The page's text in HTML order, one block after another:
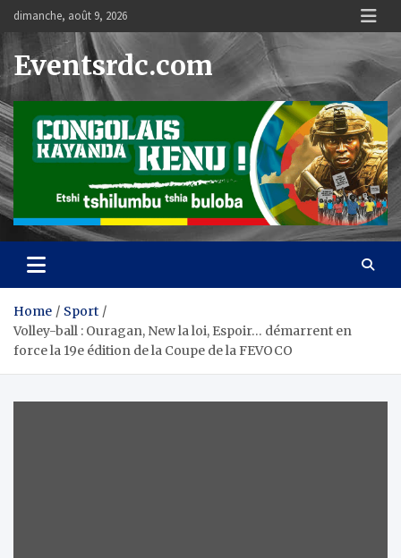
Skip
content
dimanche, août 9, 2026
Eventsrdc.com
Home
Sport
Volley-ball : Ouragan, New la loi, Espoir… démarrent en
force la 19e édition de la Coupe de la FEVOCO